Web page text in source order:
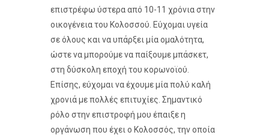
επιστρέφω ύστερα από 10-11 χρόνια στην
οικογένεια του Κολοσσού. Εύχομαι υγεία
σε όλους και να υπάρξει μία ομαλότητα,
ώστε να μπορούμε να παίξουμε μπάσκετ,
στη δύσκολη εποχή του κορωνοϊού.
Επίσης, εύχομαι να έχουμε μία πολύ καλή
χρονιά με πολλές επιτυχίες. Σημαντικό
ρόλο στην επιστροφή μου έπαιξε η
οργάνωση που έχει ο Κολοσσός, την οποία